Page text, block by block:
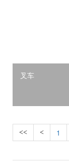
叉车
<< < 1